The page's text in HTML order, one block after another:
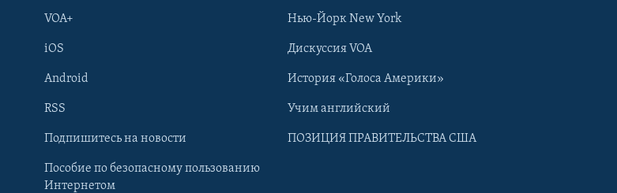
Learning English
VOA+
iOS
Android
RSS
Подпишитесь на новости
Пособие по безопасному пользованию
Интернетом
Нью-Йорк New York
Дискуссия VOA
История «Голоса Америки»
Учим английский
ПОЗИЦИЯ ПРАВИТЕЛЬСТВА США